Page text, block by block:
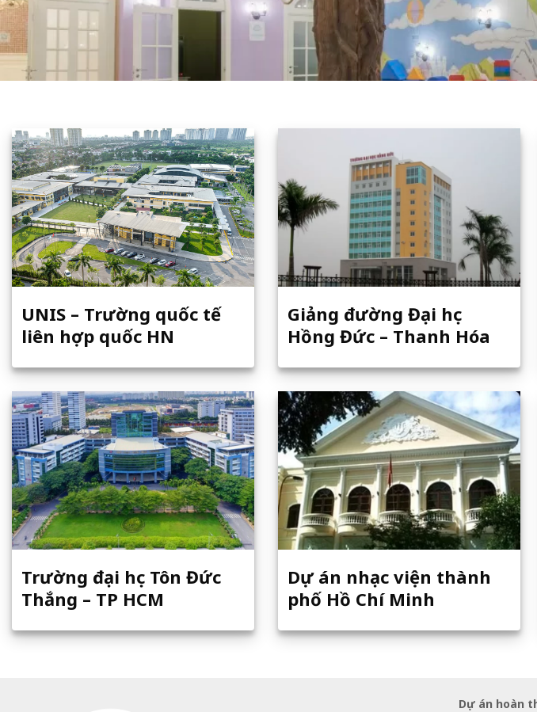
UNIS – Trường quốc tế
liên hợp quốc HN
Giảng đường Đại học
Hồng Đức – Thanh Hóa
Trường đại học Tôn Đức
Thắng – TP HCM
Dự án nhạc viện thành
phố Hồ Chí Minh
Dự án hoàn